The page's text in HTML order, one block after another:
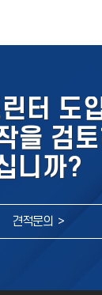
터 도
을 검토
니까?
견적문의 >